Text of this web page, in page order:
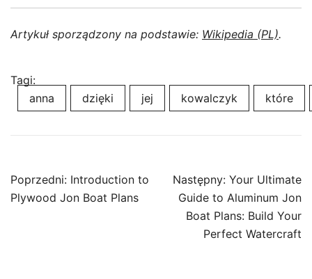
Artykuł sporządzony na podstawie: Wikipedia (PL).
Tagi:
anna
dzięki jej kowalczyk które
Nawigacja
wpisu
Poprzedni: Introduction to
Plywood Jon Boat Plans
Następny: Your Ultimate
Guide to Aluminum Jon
Boat Plans: Build Your
Perfect Watercraft